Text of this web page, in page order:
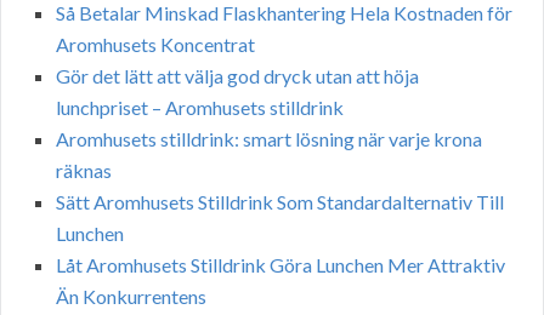
Så Betalar Minskad Flaskhantering Hela Kostnaden för
Aromhusets Koncentrat
Gör det lätt att välja god dryck utan att höja
lunchpriset – Aromhusets stilldrink
Aromhusets stilldrink: smart lösning när varje krona
räknas
Sätt Aromhusets Stilldrink Som Standardalternativ Till
Lunchen
Låt Aromhusets Stilldrink Göra Lunchen Mer Attraktiv
Än Konkurrentens